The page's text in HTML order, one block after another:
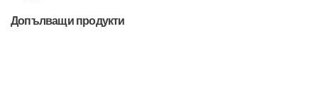
Допълващи продукти